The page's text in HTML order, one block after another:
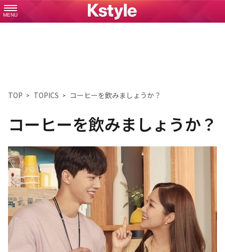
MENU
TOP TOPICS コーヒーを飲みましょうか？
コーヒーを飲みましょうか？